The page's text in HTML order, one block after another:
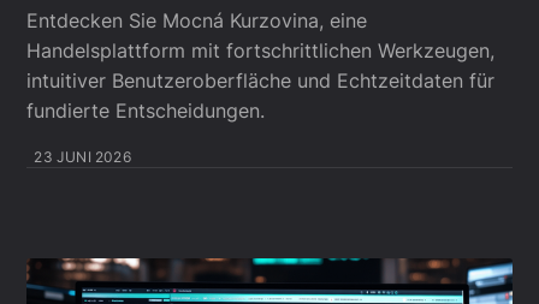
Entdecken Sie Mocná Kurzovina, eine
Handelsplattform mit fortschrittlichen Werkzeugen,
intuitiver Benutzeroberfläche und Echtzeitdaten für
fundierte Entscheidungen.
23 JUNI 2026